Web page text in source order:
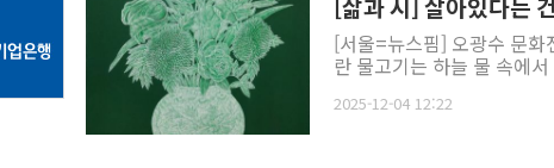
[삶과 시] 살아있다는
[서울=뉴스핌] 오광수 문화
란 물고기는 하늘 물 속에
2025-12-04 12:22